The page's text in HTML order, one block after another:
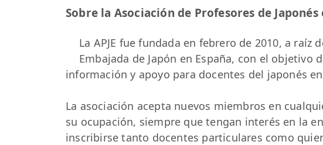
Sobre la Asociación de Profesores de Japonés
La APJE fue fundada en febrero de 2010, a raíz
Embajada de Japón en España, con el objetivo
información y apoyo para docentes del japonés
La asociación acepta nuevos miembros en
su ocupación, siempre que tengan interés en la
inscribirse tanto docentes particulares como